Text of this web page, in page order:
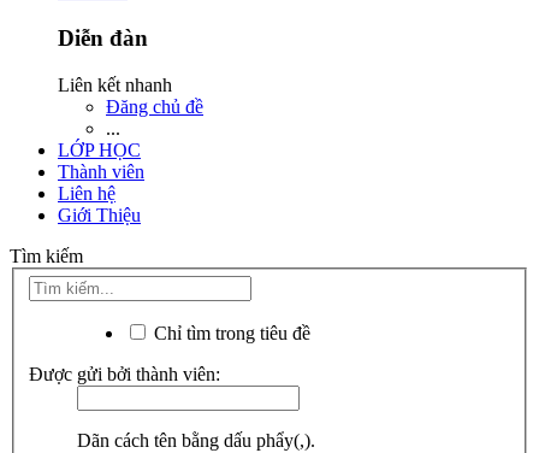
Diễn đàn
Liên kết nhanh
Đăng chủ đề
...
LỚP HỌC
Thành viên
Liên hệ
Giới Thiệu
Tìm kiếm
Chỉ tìm trong tiêu đề
Được gửi bởi thành viên:
Dãn cách tên bằng dấu phẩy(,).